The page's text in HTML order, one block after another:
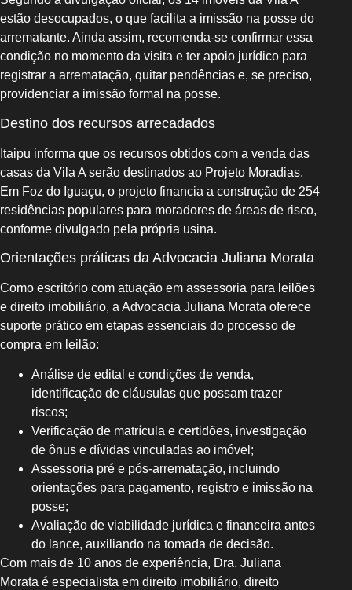
estão desocupados, o que facilita a imissão na posse do
arrematante. Ainda assim, recomenda-se confirmar essa
condição no momento da visita e ter apoio jurídico para
registrar a arrematação, quitar pendências e, se preciso,
providenciar a imissão formal na posse.
Destino dos recursos arrecadados
Itaipu informa que os recursos obtidos com a venda das
casas da Vila A serão destinados ao Projeto Moradias.
Em Foz do Iguaçu, o projeto financia a construção de 254
residências populares para moradores de áreas de risco,
conforme divulgado pela própria usina.
Orientações práticas da Advocacia Juliana Morata
Como escritório com atuação em assessoria para leilões
e direito imobiliário, a Advocacia Juliana Morata oferece
suporte prático em etapas essenciais do processo de
compra em leilão:
Análise de edital e condições de venda,
identificação de cláusulas que possam trazer
riscos;
Verificação de matrícula e certidões, investigação
de ônus e dívidas vinculadas ao imóvel;
Assessoria pré e pós-arrematação, incluindo
orientações para pagamento, registro e imissão na
posse;
Avaliação de viabilidade jurídica e financeira antes
do lance, auxiliando na tomada de decisão.
Com mais de 10 anos de experiência, Dra. Juliana
Morata é especialista em direito imobiliário, direito